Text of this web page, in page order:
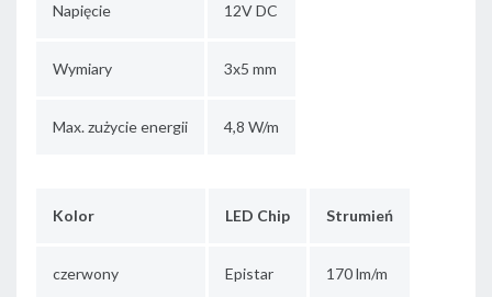
Napięcie 12V DC
Wymiary 3x5 mm
Max. zużycie energii 4,8 W/m
Kolor LED Chip Strumień
czerwony Epistar 170 lm/m